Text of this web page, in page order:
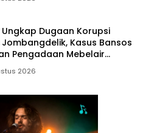
Ungkap Dugaan Korupsi
Kasus Bansos
Pengadaan Mebelair
ke Kejati Jatim
2026